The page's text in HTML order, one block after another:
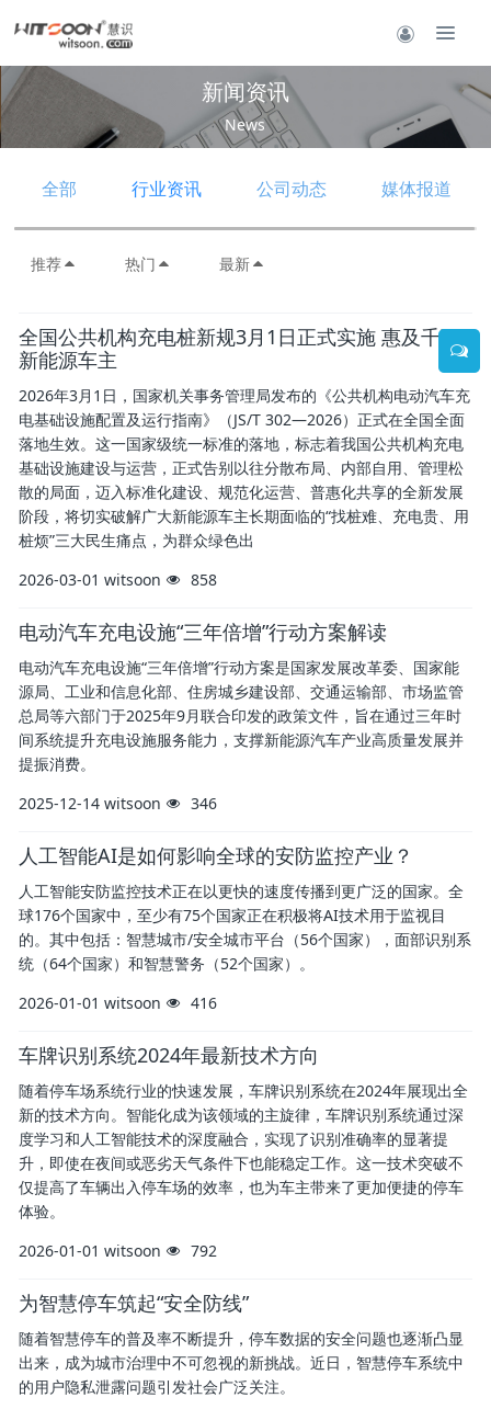
新闻资讯
News
全部 行业资讯 公司动态 媒体报道
推荐 热门 最新
全国公共机构充电桩新规3月1日正式实施 惠及千万
新能源车主
2026年3月1日，国家机关事务管理局发布的《公共机构电动汽车充
电基础设施配置及运行指南》（JS/T 302—2026）正式在全国全面
落地生效。这一国家级统一标准的落地，标志着我国公共机构充电
基础设施建设与运营，正式告别以往分散布局、内部自用、管理松
散的局面，迈入标准化建设、规范化运营、普惠化共享的全新发展
阶段，将切实破解广大新能源车主长期面临的“找桩难、充电贵、用
桩烦”三大民生痛点，为群众绿色出
2026-03-01 witsoon 858
电动汽车充电设施“三年倍增”行动方案解读
电动汽车充电设施“三年倍增”行动方案是国家发展改革委、国家能
源局、工业和信息化部、住房城乡建设部、交通运输部、市场监管
总局等六部门于2025年9月联合印发的政策文件，旨在通过三年时
间系统提升充电设施服务能力，支撑新能源汽车产业高质量发展并
提振消费。
2025-12-14 witsoon 346
人工智能AI是如何影响全球的安防监控产业？
人工智能安防监控技术正在以更快的速度传播到更广泛的国家。全
球176个国家中，至少有75个国家正在积极将AI技术用于监视目
的。其中包括：智慧城市/安全城市平台（56个国家），面部识别系
统（64个国家）和智慧警务（52个国家）。
2026-01-01 witsoon 416
车牌识别系统2024年最新技术方向
随着停车场系统行业的快速发展，车牌识别系统在2024年展现出全
新的技术方向。智能化成为该领域的主旋律，车牌识别系统通过深
度学习和人工智能技术的深度融合，实现了识别准确率的显著提
升，即使在夜间或恶劣天气条件下也能稳定工作。这一技术突破不
仅提高了车辆出入停车场的效率，也为车主带来了更加便捷的停车
体验。
2026-01-01 witsoon 792
为智慧停车筑起“安全防线”
随着智慧停车的普及率不断提升，停车数据的安全问题也逐渐凸显
出来，成为城市治理中不可忽视的新挑战。近日，智慧停车系统中
的用户隐私泄露问题引发社会广泛关注。